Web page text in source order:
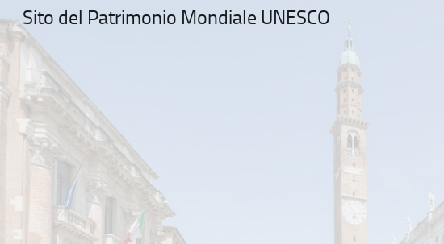
Sito del Patrimonio Mondiale UNESCO